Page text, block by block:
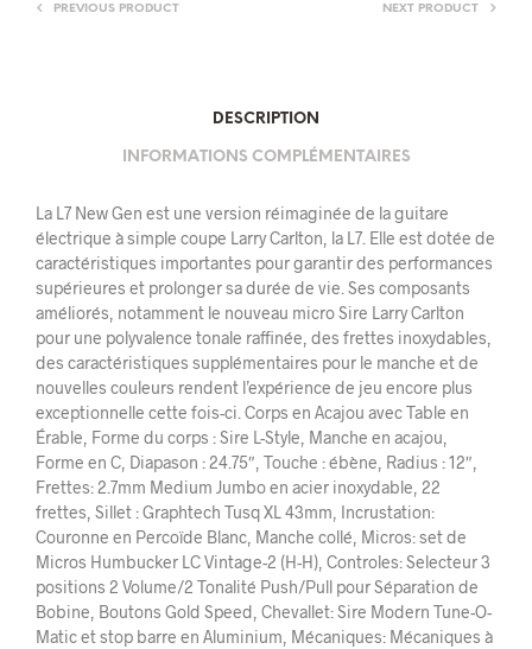
PREVIOUS PRODUCT NEXT PRODUCT
DESCRIPTION
INFORMATIONS COMPLÉMENTAIRES
La L7 New Gen est une version réimaginée de la guitare
électrique à simple coupe Larry Carlton, la L7. Elle est dotée de
caractéristiques importantes pour garantir des performances
supérieures et prolonger sa durée de vie. Ses composants
améliorés, notamment le nouveau micro Sire Larry Carlton
pour une polyvalence tonale raffinée, des frettes inoxydables,
des caractéristiques supplémentaires pour le manche et de
nouvelles couleurs rendent l’expérience de jeu encore plus
exceptionnelle cette fois-ci. Corps en Acajou avec Table en
Érable, Forme du corps : Sire L-Style, Manche en acajou,
Forme en C, Diapason : 24.75″, Touche : ébène, Radius : 12″,
Frettes: 2.7mm Medium Jumbo en acier inoxydable, 22
frettes, Sillet : Graphtech Tusq XL 43mm, Incrustation:
Couronne en Percoïde Blanc, Manche collé, Micros: set de
Micros Humbucker LC Vintage-2 (H-H), Controles: Selecteur 3
positions 2 Volume/2 Tonalité Push/Pull pour Séparation de
Bobine, Boutons Gold Speed, Chevallet: Sire Modern Tune-O-
Matic et stop barre en Aluminium, Mécaniques: Mécaniques à